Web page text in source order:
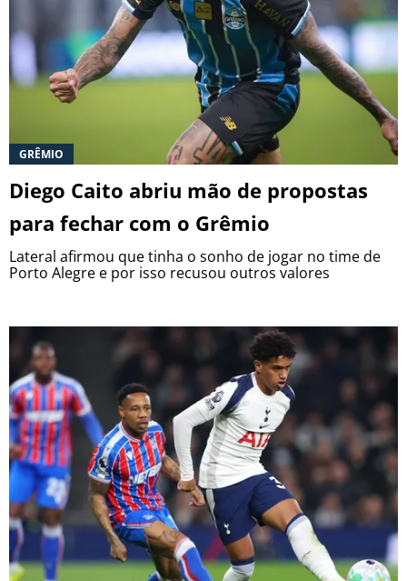
GRÊMIO
Diego Caito abriu mão de propostas
para fechar com o Grêmio
Lateral afirmou que tinha o sonho de jogar no time de
Porto Alegre e por isso recusou outros valores